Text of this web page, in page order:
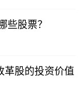
些股票？
革股的投资价值